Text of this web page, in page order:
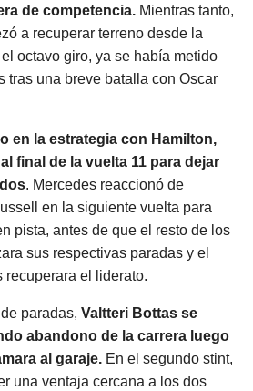
de competencia. Mientras tanto,
a recuperar terreno desde la
octavo giro, ya se había metido
tras una breve batalla con Oscar
en la estrategia con Hamilton,
final de la vuelta 11 para dejar
. Mercedes reaccionó de
en la siguiente vuelta para
pista, antes de que el resto de los
sus respectivas paradas y el
recuperara el liderato.
paradas, Valtteri Bottas se
abandono de la carrera luego
al garaje. En el segundo stint,
una ventaja cercana a los dos